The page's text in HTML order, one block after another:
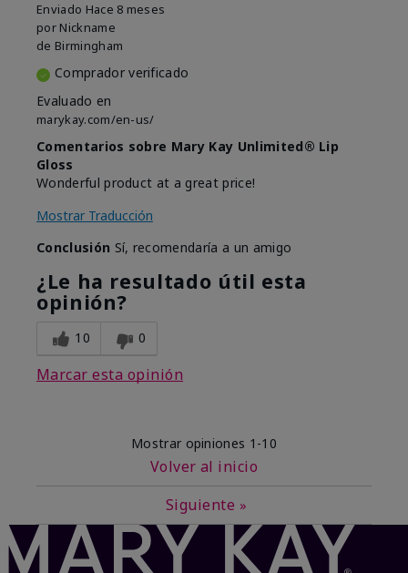
Enviado Hace 8 meses
por Nickname
de Birmingham
Comprador verificado
Evaluado en
marykay.com/en-us/
Comentarios sobre Mary Kay Unlimited® Lip
Gloss
Wonderful product at a great price!
Mostrar Traducción
Conclusión Sí, recomendaría a un amigo
¿Le ha resultado útil esta
opinión?
10 0
Marcar esta opinión
Mostrar opiniones 1-10
Volver al inicio
Siguiente »